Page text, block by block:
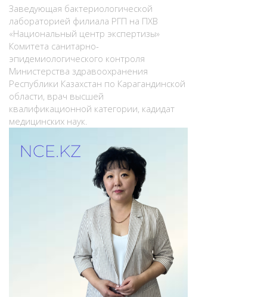
Заведующая бактериологической
лабораторией филиала РГП на ПХВ
«Национальный центр экспертизы»
Комитета санитарно-
эпидемиологического контроля
Министерства здравоохранения
Республики Казахстан по Карагандинской
области, врач высшей
квалификационной категории, кадидат
медицинских наук.